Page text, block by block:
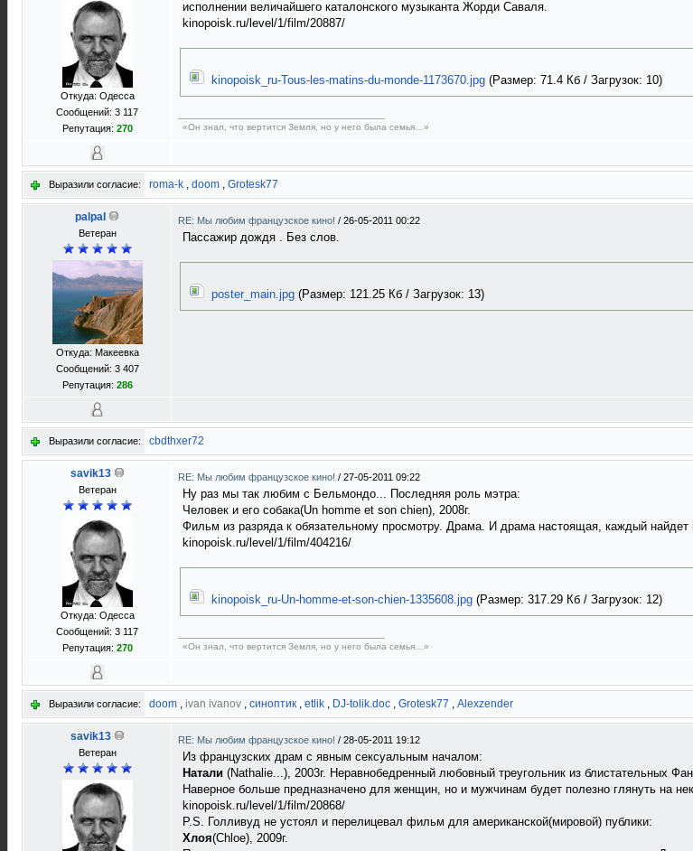
Откуда: Одесса
Сообщений: 3 117
Репутация: 270
исполнении величайшего каталонского музыканта Жорди Саваля.
kinopoisk.ru/level/1/film/20887/
kinopoisk_ru-Tous-les-matins-du-monde-1173670.jpg(Размер: 71.4 Кб / Загрузок: 10)
«Он знал, что вертится Земля, но у него была семья…»
Выразили согласие: roma-k , doom , Grotesk77
palpal
Ветеран
Откуда: Макеевка
Сообщений: 3 407
Репутация: 286
RE: Мы любим французское кино! / 26-05-2011 00:22
Пассажир дождя . Без слов.
poster_main.jpg(Размер: 121.25 Кб / Загрузок: 13)
Выразили согласие: cbdthxer72
savik13
Ветеран
Откуда: Одесса
Сообщений: 3 117
Репутация: 270
RE: Мы любим французское кино! / 27-05-2011 09:22
Ну раз мы так любим с Бельмондо... Последняя роль мэтра:
Человек и его собака(Un homme et son chien), 2008г.
Фильм из разряда к обязательному просмотру. Драма. И драма настоящая, каждый найдет
kinopoisk.ru/level/1/film/404216/
kinopoisk_ru-Un-homme-et-son-chien-1335608.jpg(Размер: 317.29 Кб / Загрузок: 12)
«Он знал, что вертится Земля, но у него была семья…»
Выразили согласие: doom , ivan ivanov , синоптик , etlik , DJ-tolik.doc , Grotesk77 , Alexzender
savik13
Ветеран
RE: Мы любим французское кино! / 28-05-2011 19:12
Из французских драм с явным сексуальным началом:
Натали (Nathalie...), 2003г. Неравнобедренный любовный треугольник из блистательных
Наверное больше предназначено для женщин, но и мужчинам будет полезно глянуть на
kinopoisk.ru/level/1/film/20868/
P.S. Голливуд не устоял и перелицевал фильм для американской(мировой) публики:
Хлоя(Chloe), 2009г.